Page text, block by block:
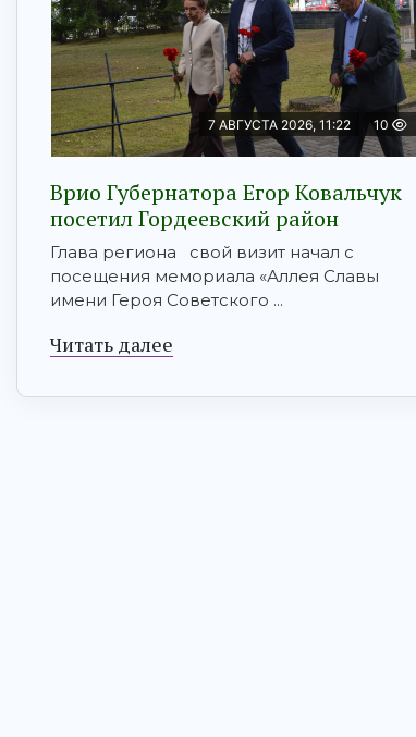
7 АВГУСТА 2026, 11:22 10
Врио Губернатора Егор Ковальчук
посетил Гордеевский район
Глава региона свой визит начал с
посещения мемориала «Аллея Славы
имени Героя Советского ...
Читать далее